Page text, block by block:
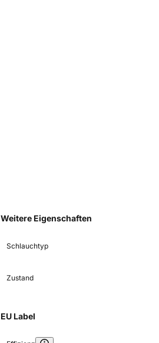
Weitere Eigenschaften
Schlauchtyp
Zustand
EU Label